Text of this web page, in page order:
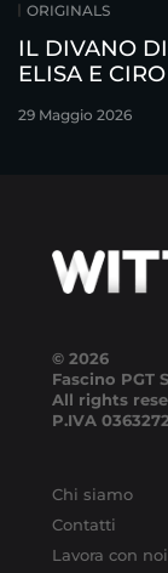
ORIGINALS
IL DIVANO
ELISA E CIRO
29 Maggio 2026
© 2026
Fascino PGT
All rights
P.IVA
Chi siamo
Contatti
Lavora con noi